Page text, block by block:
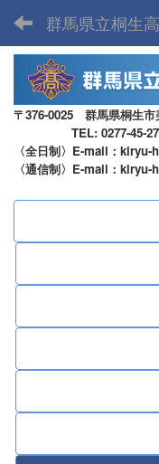
群馬県立桐生
〒376-0025 群馬県桐生市
TEL: 0277-45-2756
〈全日制〉E-mail：
〈通信制〉E-mail：